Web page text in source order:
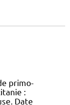
primo-
:
Date